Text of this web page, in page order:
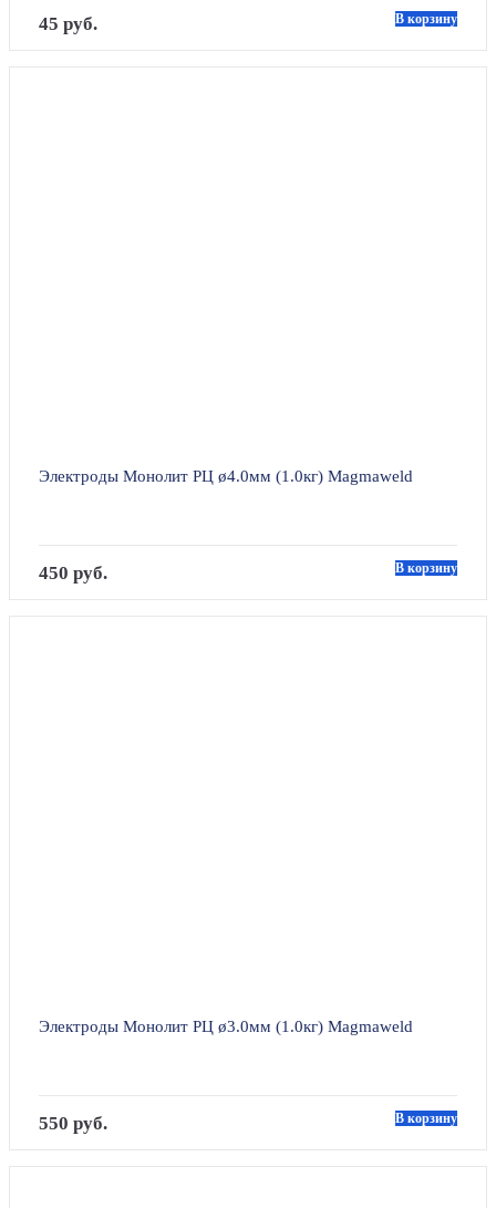
45 руб. В корзину
Электроды Монолит РЦ ø4.0мм (1.0кг) Magmaweld
450 руб. В корзину
Электроды Монолит РЦ ø3.0мм (1.0кг) Magmaweld
550 руб. В корзину